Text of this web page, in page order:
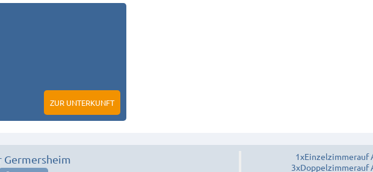
ZUR UNTERKUNFT
1xEinzelzimmerauf
3xDoppelzimmerauf